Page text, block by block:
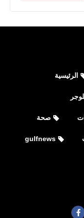
الرئيسية
صحة
gulfnews